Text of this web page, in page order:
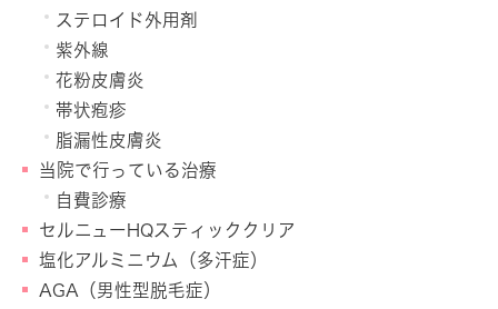
ステロイド外用剤
紫外線
花粉皮膚炎
帯状疱疹
脂漏性皮膚炎
当院で行っている治療
自費診療
セルニューHQスティッククリア
塩化アルミニウム（多汗症）
AGA（男性型脱毛症）